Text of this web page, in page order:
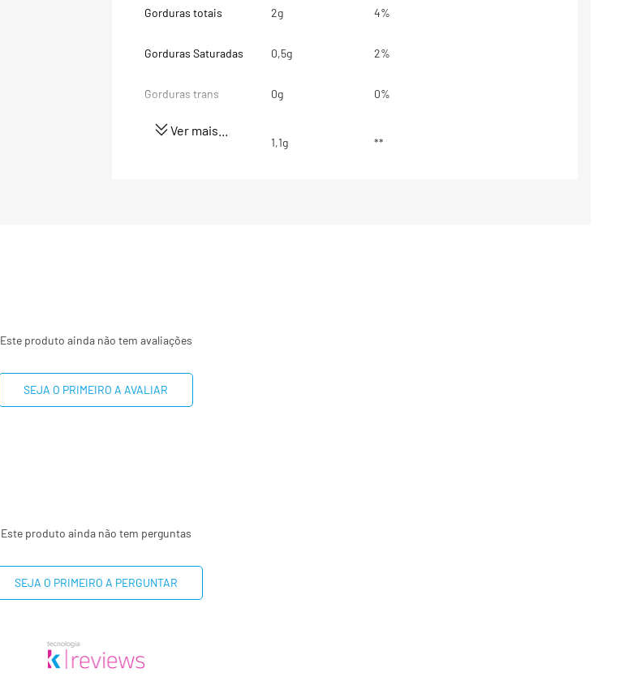
Gorduras totais 2g 4%
Gorduras Saturadas 0,5g 2%
Gorduras trans 0g 0%
Gorduras Poli-
1,1g **
Não contém quantidade significativa de carboidratos,
(*) Valores diários com base em uma dieta de 2000 kcal ou
8400 kj. Seus valores podem maiores ou menores
Ver mais...
Este produto ainda não tem avaliações
SEJA O PRIMEIRO A AVALIAR
Este produto ainda não tem perguntas
SEJA O PRIMEIRO A PERGUNTAR